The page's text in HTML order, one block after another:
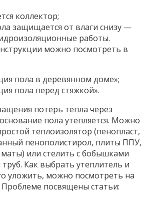
коллектор;
защищается от влаги снизу —
работы.
можно посмотреть в
пола в деревянном доме»;
пола перед стяжкой».
потерь тепла через
пола утепляется. Можно
теплоизолятор (пенопласт,
пенополистирол, плиты ППУ,
или стелить с бобышками
Как выбрать утеплитель и
уложить, можно посмотреть на
посвящены статьи: